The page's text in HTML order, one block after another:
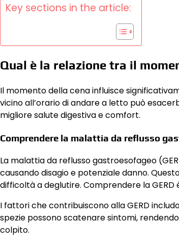
Key sections in the article:
Qual è la relazione tra il
Il momento della cena influisce
vicino all’orario di andare a letto può
migliore salute digestiva e comfort.
Comprendere la malattia da reflusso
La malattia da reflusso gastroesofageo
causando disagio e potenziale danno.
difficoltà a deglutire. Comprendere la
I fattori che contribuiscono alla GERD
spezie possono scatenare sintomi,
colpito.